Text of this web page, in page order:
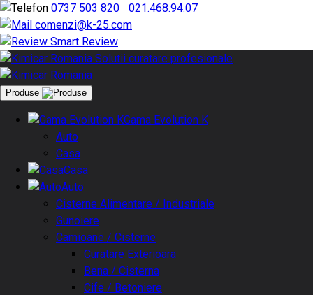
0737 503 820
021.468.94.07
comenzi@k-25.com
Smart Review
Produse
Gama Evolution K
Auto
Casa
Casa
Auto
Cisterne Alimentare / Industriale
Gunoiere
Camioane / Cisterne
Curatare Exterioara
Bena / Cisterna
Cife / Betoniere